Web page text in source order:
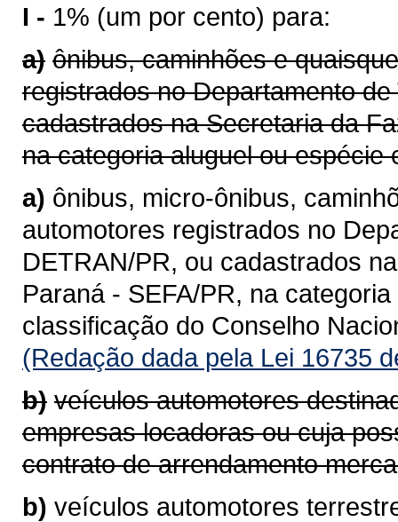
I - 1% (um por cento) para:
a) ônibus, caminhões e
registrados no Departamento
cadastrados na Secretaria da
na categoria aluguel ou espécie
a) ônibus, micro-ônibus,
automotores registrados no
DETRAN/PR, ou cadastrados
Paraná - SEFA/PR, na
classificação do Conselho
(Redação dada pela Lei 16735
b) veículos automotores
empresas locadoras ou cuja
contrato de arrendamento
b) veículos automotores